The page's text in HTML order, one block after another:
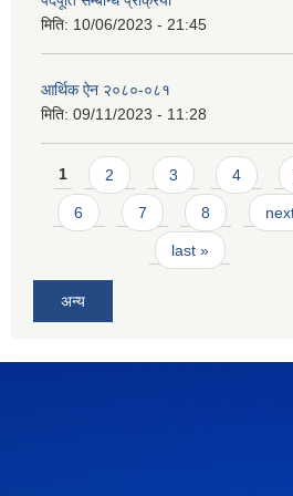
मिति: 10/06/2023 - 21:45
आर्थिक ऐन २०८०-०८१
मिति: 09/11/2023 - 11:28
Pages
1 2 3 4
6 7 8
last »
अन्य